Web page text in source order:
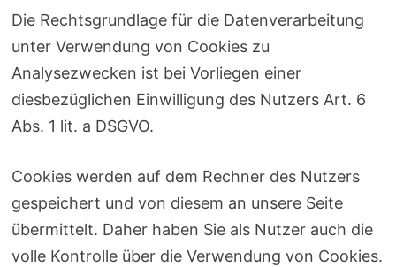
Die Rechtsgrundlage für die Datenverarbeitung
unter Verwendung von Cookies zu
Analysezwecken ist bei Vorliegen einer
diesbezüglichen Einwilligung des Nutzers Art. 6
Abs. 1 lit. a DSGVO.
Cookies werden auf dem Rechner des Nutzers
gespeichert und von diesem an unsere Seite
übermittelt. Daher haben Sie als Nutzer auch die
volle Kontrolle über die Verwendung von Cookies.